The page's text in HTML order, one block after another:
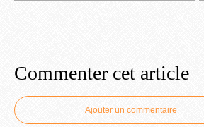
Commenter cet article
Ajouter un commentaire